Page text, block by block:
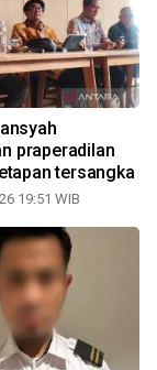
praperadilan
tersangka
19:51 WIB